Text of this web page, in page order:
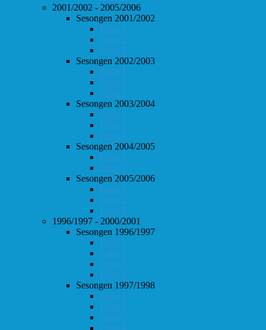
2001/2002 - 2005/2006
Sesongen 2001/2002
Follo 1
Follo 2
Follo 3
Sesongen 2002/2003
Follo 1
Follo 2
Follo 3
Sesongen 2003/2004
Follo 1
Follo 2
Follo 3
Sesongen 2004/2005
Follo 1
Follo 2
Sesongen 2005/2006
Follo 1
Follo 2
Follo 3
1996/1997 - 2000/2001
Sesongen 1996/1997
Follo 1
Follo 2
Follo 3
Follo 4
Sesongen 1997/1998
Follo 1
Follo 2
Follo 3
Follo 4